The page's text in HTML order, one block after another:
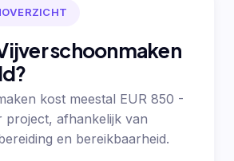
schoonmaken
kost meestal EUR 850 -
project, afhankelijk van
en bereikbaarheid.